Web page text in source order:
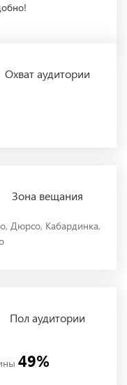
Охватаудитории
Зона вещания
Дюрсо, Кабардинка,
Полаудитории
49%